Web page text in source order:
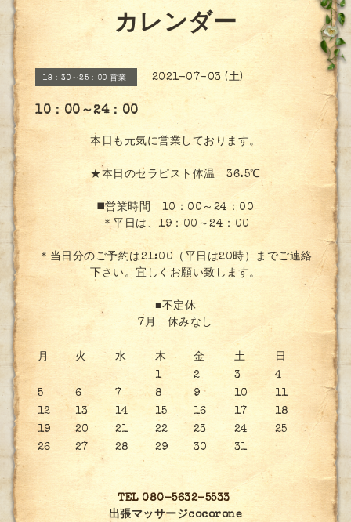
カレンダー
18：30～25：00 営業 2021-07-03 (土)
10：00～24：00
本日も元気に営業しております。
★本日のセラピスト体温 36.5℃
◼️営業時間 10：00～24：00
＊平日は、19：00～24：00
＊当日分のご予約は21:00（平日は20時）までご連絡
下さい。宜しくお願い致します。
■不定休
7月 休みなし
月 火 水 木 金 土
日
1
2 3
4
5
6 7 8 9 10
11
12
13 14 15 16 17
18
19
20 21 22 23 24
25
26
27 28 29 30 31
TEL 080-5632-5533
出張マッサージcocorone